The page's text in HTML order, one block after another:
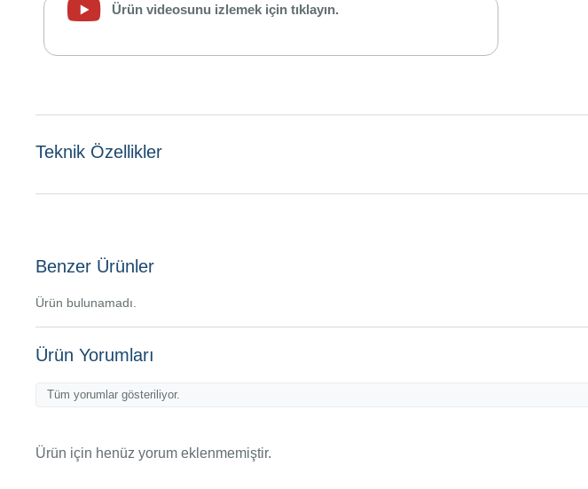
Ürün videosunu izlemek için tıklayın.
Teknik Özellikler
Benzer Ürünler
Ürün bulunamadı.
Ürün Yorumları
Tüm yorumlar gösteriliyor.
Ürün için henüz yorum eklenmemiştir.